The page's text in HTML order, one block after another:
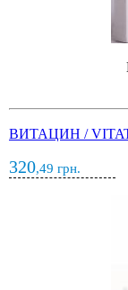
ВИТАЦИН /
320,49 грн.